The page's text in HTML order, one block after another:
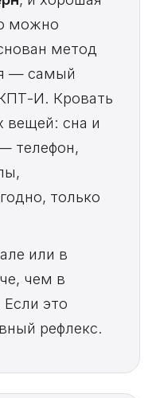
можно
метод
— самый
И. Кровать
вещей: сна и
телефон,
только
или в
чем в
это
рефлекс.